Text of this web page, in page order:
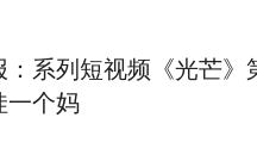
：系列短视频《光芒
一个妈